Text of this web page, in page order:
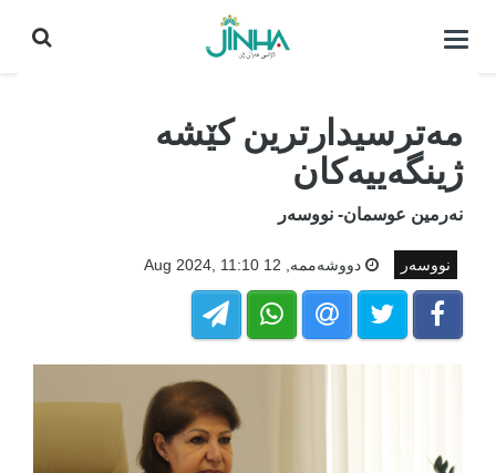
كردنه‌وه‌ی
مەترسیدارترین کێشە
ژینگەییەکان
نەرمین عوسمان- نووسەر
نووسەر دووشه‌ممه‌, 12 Aug 2024, 11:10